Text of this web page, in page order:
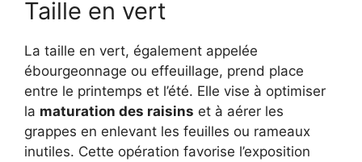
Taille en vert
La taille en vert, également appelée
ébourgeonnage ou effeuillage, prend place
entre le printemps et l’été. Elle vise à optimiser
la maturation des raisins et à aérer les
grappes en enlevant les feuilles ou rameaux
inutiles. Cette opération favorise l’exposition